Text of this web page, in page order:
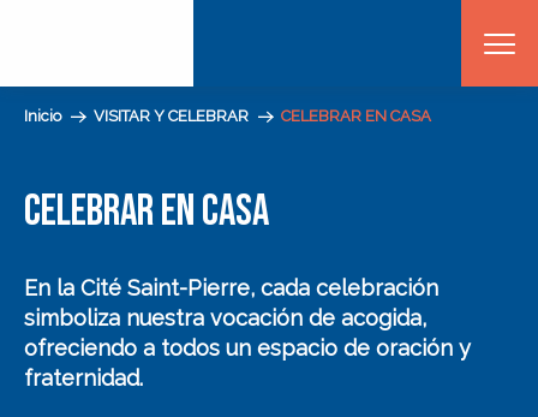
Inicio VISITAR Y CELEBRAR CELEBRAR EN CASA
CELEBRAR EN CASA
En la Cité Saint-Pierre, cada celebración
simboliza nuestra vocación de acogida,
ofreciendo a todos un espacio de oración y
fraternidad.